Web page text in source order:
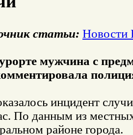
статьи: Новости
мужчина с
инцидент
По данным из
районе города.